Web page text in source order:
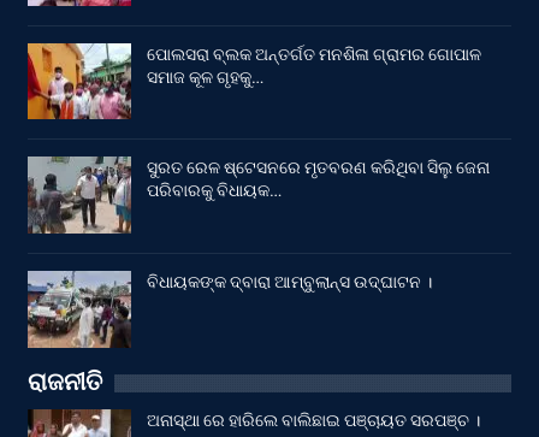
ପୋଲସରା ବ୍ଲକ ଅନ୍ତର୍ଗତ ମନଶିଳା ଗ୍ରାମର ଗୋପାଳ
ସମାଜ କୂଳ ଗୃହକୁ…
ସୁରତ ରେଳ ଷ୍ଟେସନରେ ମୃତବରଣ କରିଥିବା ସିଲୁ ଜେନା
ପରିବାରକୁ ବିଧାୟକ…
ବିଧାୟକଙ୍କ ଦ୍ବାରା ଆମ୍ବୁଲାନ୍ସ ଉଦ୍‌ଘାଟନ ।
ରାଜନୀତି
ଅନାସ୍ଥା ରେ ହାରିଲେ ବାଲିଛାଇ ପଞ୍ଚାୟତ ସରପଞ୍ଚ ।